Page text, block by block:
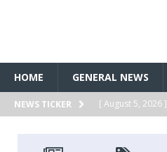
HOME GENERAL NEWS
NEWS TICKER [ August 5, 2026 ]